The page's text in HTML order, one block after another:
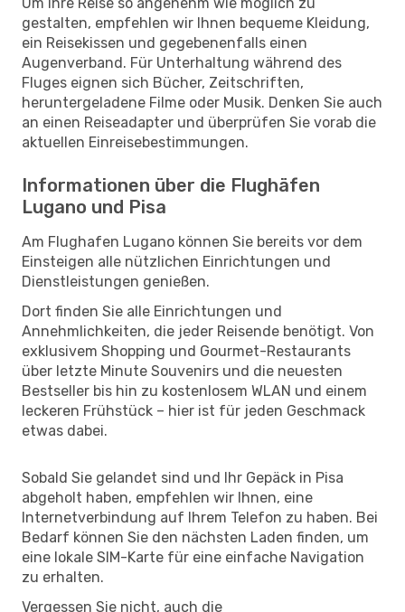
gestalten, empfehlen wir Ihnen bequeme Kleidung,
ein Reisekissen und gegebenenfalls einen
Augenverband. Für Unterhaltung während des
Fluges eignen sich Bücher, Zeitschriften,
heruntergeladene Filme oder Musik. Denken Sie auch
an einen Reiseadapter und überprüfen Sie vorab die
aktuellen Einreisebestimmungen.
Informationen über die Flughäfen
Lugano und Pisa
Am Flughafen Lugano können Sie bereits vor dem
Einsteigen alle nützlichen Einrichtungen und
Dienstleistungen genießen.
Dort finden Sie alle Einrichtungen und
Annehmlichkeiten, die jeder Reisende benötigt. Von
exklusivem Shopping und Gourmet-Restaurants
über letzte Minute Souvenirs und die neuesten
Bestseller bis hin zu kostenlosem WLAN und einem
leckeren Frühstück – hier ist für jeden Geschmack
etwas dabei.
Sobald Sie gelandet sind und Ihr Gepäck in Pisa
abgeholt haben, empfehlen wir Ihnen, eine
Internetverbindung auf Ihrem Telefon zu haben. Bei
Bedarf können Sie den nächsten Laden finden, um
eine lokale SIM-Karte für eine einfache Navigation
zu erhalten.
Vergessen Sie nicht, auch die